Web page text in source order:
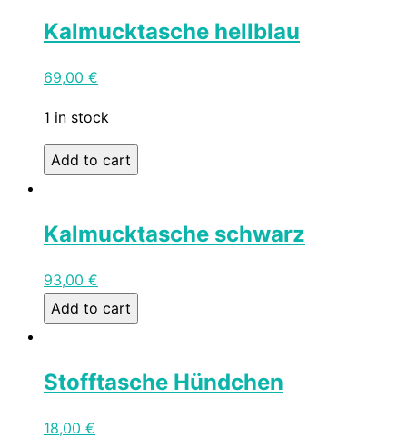
Kalmucktasche hellblau
69,00 €
1 in stock
Add to cart
Kalmucktasche schwarz
93,00 €
Add to cart
Stofftasche Hündchen
18,00 €